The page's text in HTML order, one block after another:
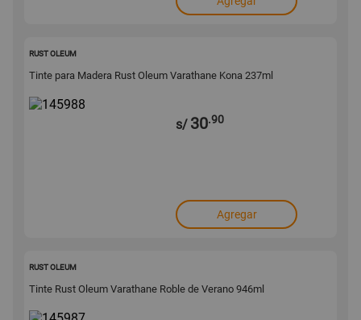
RUST OLEUM
Tinte para Madera Rust Oleum Varathane Kona 237ml
s/ 30.90
Agregar
RUST OLEUM
Tinte Rust Oleum Varathane Roble de Verano 946ml